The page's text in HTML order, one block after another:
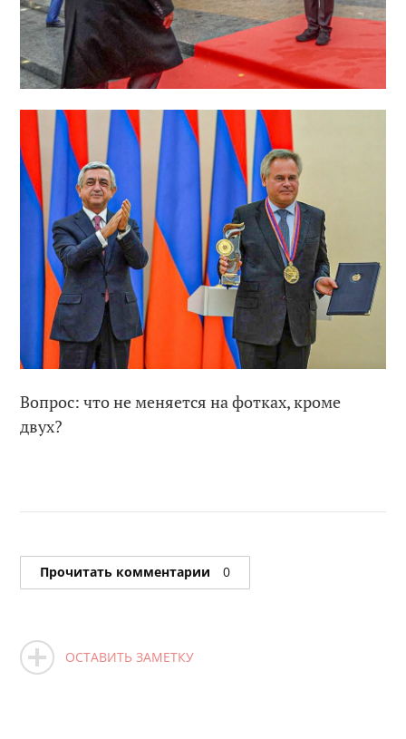
Вопрос: что не меняется на фотках, кроме
двух?
Прочитать комментарии 0
ОСТАВИТЬ ЗАМЕТКУ